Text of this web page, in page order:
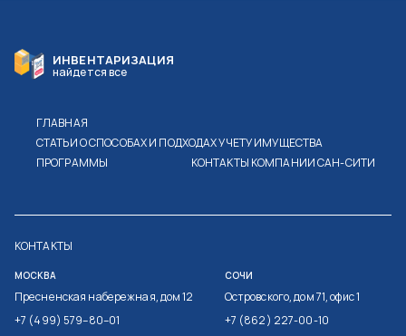
ИНВЕНТАРИЗАЦИЯ
найдется все
ГЛАВНАЯ
СТАТЬИ О СПОСОБАХ И ПОДХОДАХ УЧЕТУ ИМУЩЕСТВА
ПРОГРАММЫ
КОНТАКТЫ КОМПАНИИ САН-СИТИ
КОНТАКТЫ
МОСКВА
Пресненская набережная, дом 12
+7 (499) 579–80–01
СОЧИ
Островского, дом 71, офис 1
+7 (862) 227-00-10